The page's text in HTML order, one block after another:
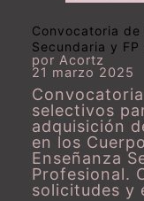
Convocatoria
Secundaria y
por Acortz
21 marzo 2025
selectivos
adquisición
en los
Enseñanza
Profesional.
solicitudes y